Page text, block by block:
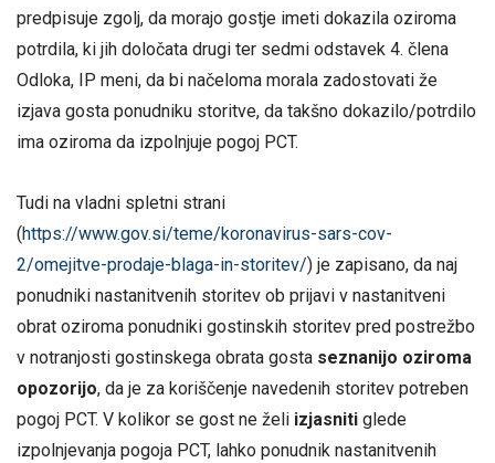
predpisuje zgolj, da morajo gostje imeti dokazila oziroma
potrdila, ki jih določata drugi ter sedmi odstavek 4. člena
Odloka, IP meni, da bi načeloma morala zadostovati že
izjava gosta ponudniku storitve, da takšno dokazilo/potrdilo
ima oziroma da izpolnjuje pogoj PCT.
Tudi na vladni spletni strani
(https://www.gov.si/teme/koronavirus-sars-cov-
2/omejitve-prodaje-blaga-in-storitev/) je zapisano, da naj
ponudniki nastanitvenih storitev ob prijavi v nastanitveni
obrat oziroma ponudniki gostinskih storitev pred postrežbo
v notranjosti gostinskega obrata gosta seznanijo oziroma
opozorijo, da je za koriščenje navedenih storitev potreben
pogoj PCT. V kolikor se gost ne želi izjasniti glede
izpolnjevanja pogoja PCT, lahko ponudnik nastanitvenih